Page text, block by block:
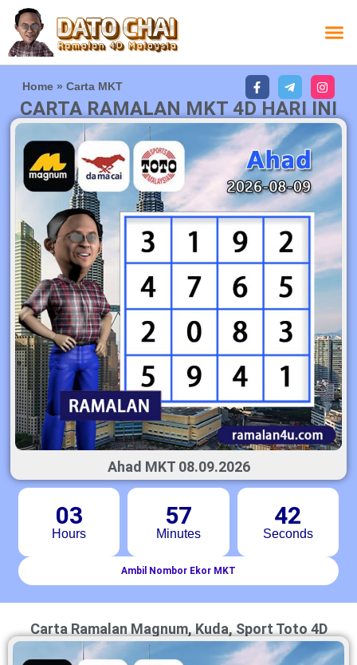
Home »Carta MKT
CARTA RAMALAN MKT 4D HARI INI
03
Hours
57
Minutes
41
Seconds
Ambil Nombor Ekor MKT
Ahad MKT 08.09.2026
Carta Ramalan Magnum, Kuda, Sport Toto 4D